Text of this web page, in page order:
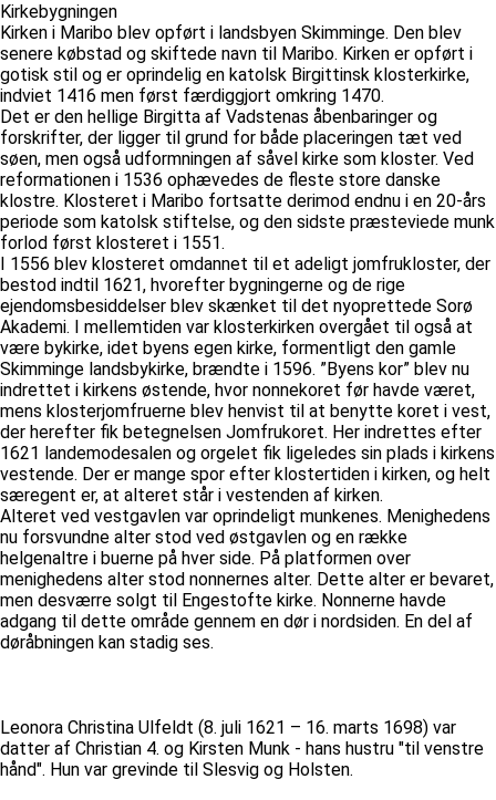
Kirkebygningen
Kirken i Maribo blev opført i landsbyen Skimminge. Den blev
senere købstad og skiftede navn til Maribo. Kirken er opført i
gotisk stil og er oprindelig en katolsk Birgittinsk klosterkirke,
indviet 1416 men først færdiggjort omkring 1470.
Det er den hellige Birgitta af Vadstenas åbenbaringer og
forskrifter, der ligger til grund for både placeringen tæt ved
søen, men også udformningen af såvel kirke som kloster. Ved
reformationen i 1536 ophævedes de fleste store danske
klostre. Klosteret i Maribo fortsatte derimod endnu i en 20-års
periode som katolsk stiftelse, og den sidste præsteviede munk
forlod først klosteret i 1551.
I 1556 blev klosteret omdannet til et adeligt jomfrukloster, der
bestod indtil 1621, hvorefter bygningerne og de rige
ejendomsbesiddelser blev skænket til det nyoprettede Sorø
Akademi. I mellemtiden var klosterkirken overgået til også at
være bykirke, idet byens egen kirke, formentligt den gamle
Skimminge landsbykirke, brændte i 1596. ”Byens kor” blev nu
indrettet i kirkens østende, hvor nonnekoret før havde været,
mens klosterjomfruerne blev henvist til at benytte koret i vest,
der herefter fik betegnelsen Jomfrukoret. Her indrettes efter
1621 landemodesalen og orgelet fik ligeledes sin plads i kirkens
vestende. Der er mange spor efter klostertiden i kirken, og helt
særegent er, at alteret står i vestenden af kirken.
Alteret ved vestgavlen var oprindeligt munkenes. Menighedens
nu forsvundne alter stod ved østgavlen og en række
helgenaltre i buerne på hver side. På platformen over
menighedens alter stod nonnernes alter. Dette alter er bevaret,
men desværre solgt til Engestofte kirke. Nonnerne havde
adgang til dette område gennem en dør i nordsiden. En del af
døråbningen kan stadig ses.
Leonora Christina Ulfeldt (8. juli 1621 – 16. marts 1698) var
datter af Christian 4. og Kirsten Munk - hans hustru "til venstre
hånd". Hun var grevinde til Slesvig og Holsten.